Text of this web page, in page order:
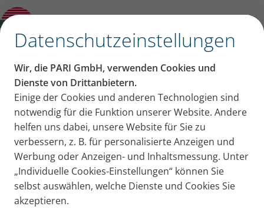
Datenschutzeinstellungen
Wir, die PARI GmbH, verwenden Cookies und
Dienste von Drittanbietern.
Einige der Cookies und anderen Technologien sind
notwendig für die Funktion unserer Website. Andere
helfen uns dabei, unsere Website für Sie zu
verbessern, z. B. für personalisierte Anzeigen und
Werbung oder Anzeigen- und Inhaltsmessung. Unter
„Individuelle Cookies-Einstellungen“ können Sie
selbst auswählen, welche Dienste und Cookies Sie
akzeptieren.
Blog
Vielen Dank für Ihre E-Mail
Wir werden Ihre Anfrage schnellstmöglich
bearbeiten.
PARI ist stets bemüht, Anfragen so schnell als
möglich zu beantworten. Sollte es dennoch zu
Verzögerungen bei der Beantwortung Ihrer Frage
kommen, prüfen Sie bitte ob unsere Antwort
vielleicht versehentlich in Ihrem Spam-Ordner
abgelegt wurde!